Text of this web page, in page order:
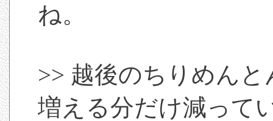
ね。
>> 越後のちりめん
増える分だけ減って